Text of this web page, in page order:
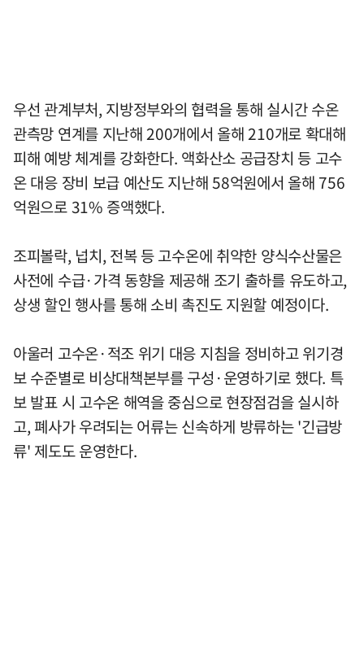
우선 관계부처, 지방정부와의 협력을 통해 실시간 수온
관측망 연계를 지난해 200개에서 올해 210개로 확대해
피해 예방 체계를 강화한다. 액화산소 공급장치 등 고수
온 대응 장비 보급 예산도 지난해 58억원에서 올해 756
억원으로 31% 증액했다.
조피볼락, 넙치, 전복 등 고수온에 취약한 양식수산물은
사전에 수급·가격 동향을 제공해 조기 출하를 유도하고,
상생 할인 행사를 통해 소비 촉진도 지원할 예정이다.
아울러 고수온·적조 위기 대응 지침을 정비하고 위기경
보 수준별로 비상대책본부를 구성·운영하기로 했다. 특
보 발표 시 고수온 해역을 중심으로 현장점검을 실시하
고, 폐사가 우려되는 어류는 신속하게 방류하는 '긴급방
류' 제도도 운영한다.